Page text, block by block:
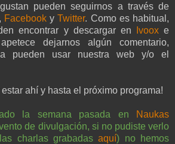
pueden seguirnos a través de
FacebookyTwitter. Como es habitual,
encontrar y descargar en
Ivooxe
dejarnos algún comentario,
pueden usar nuestra web y/o el
ahí y hasta el próximo programa!
la semana pasada en
Naukas
de divulgación, si no pudiste verlo
charlas grabadasaquí) no hemos